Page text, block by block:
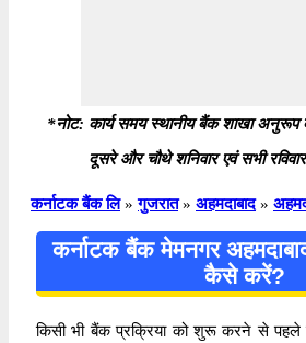
*नोट: कार्य समय स्थानीय बैंक शाखा
दूसरे और चौथे शनिवार एवं सभी
कर्नाटक बैंक लि » गुजरात » अहमदाबाद »
कर्नाटक बैंक मेमनगर
कैसे करें?
किसी भी बैंक प्रक्रिया को शुरू करने से पहले